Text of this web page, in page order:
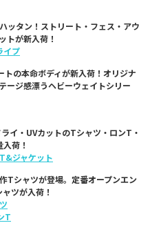
ッタン！ストリート・フェス・アウ
トが新入荷！
イプ
トの本命ボディが新入荷！オリジナ
ージ感漂うヘビーウェイトシリー
イ・UVカットのTシャツ・ロンT・
荷！
ジャケット
Tシャツが登場。定番オープンエン
ツが入荷！
T